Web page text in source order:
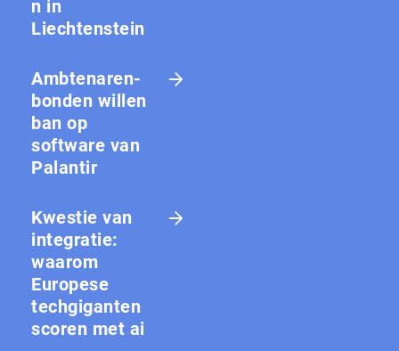
n in
Liechtenstein
Amb­te­na­ren­
bon­den willen
ban op
software van
Palantir
Kwestie van
integratie:
waarom
Europese
techgiganten
scoren met ai